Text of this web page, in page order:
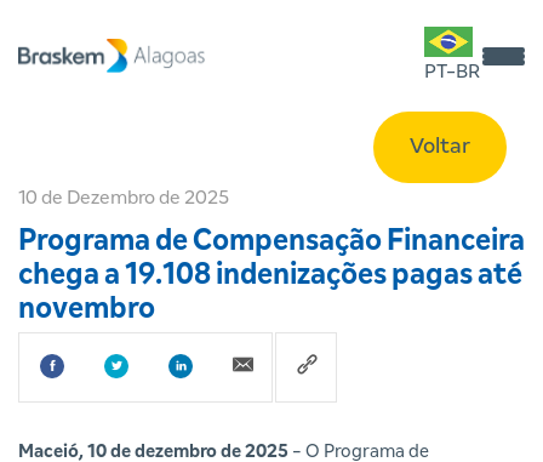
PT-BR
Voltar
10 de Dezembro de 2025
Programa de Compensação Financeira
chega a 19.108 indenizações pagas até
novembro
Maceió, 10 de dezembro de 2025 - O Programa de